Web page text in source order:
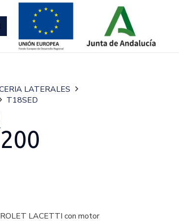
LATERALES
T18SED
LACETTI con motor